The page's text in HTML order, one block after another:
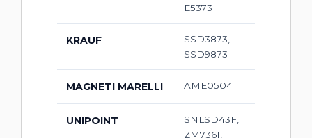
E5373
KRAUF
SSD3873,
SSD9873
MAGNETI MARELLI AME0504
UNIPOINT
SNLSD43F,
ZM7361,